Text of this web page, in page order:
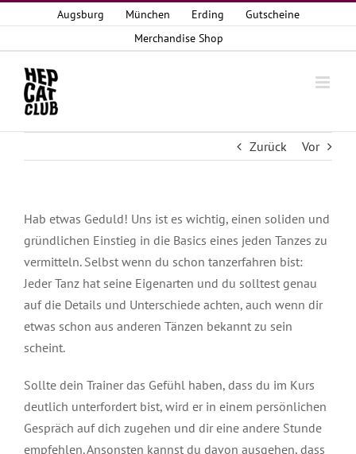
Inhalt
springen
Augsburg München Erding
Gutscheine
Merchandise Shop
Zurück Vor
Hab etwas Geduld! Uns ist es wichtig, einen soliden und
gründlichen Einstieg in die Basics eines jeden Tanzes zu
vermitteln. Selbst wenn du schon tanzerfahren bist:
Jeder Tanz hat seine Eigenarten und du solltest genau
auf die Details und Unterschiede achten, auch wenn dir
etwas schon aus anderen Tänzen bekannt zu sein
scheint.
Sollte dein Trainer das Gefühl haben, dass du im Kurs
deutlich unterfordert bist, wird er in einem persönlichen
Gespräch auf dich zugehen und dir eine andere Stunde
empfehlen. Ansonsten kannst du davon ausgehen, dass